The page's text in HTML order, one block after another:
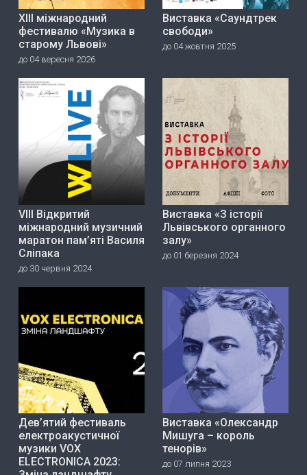
ХІІІ міжнародний
фестивалю «Музика в
старому Львові»
до 04 вересня 2026
Виставка «Саундтрек
свободи»
до 04 жовтня 2025
VIII Відкритий
міжнародний музичний
маратон пам’яті Василя
Сліпака
до 30 червня 2024
Виставка «З історії
Львівського органного
залу»
до 01 березня 2024
Дев’ятий фестиваль
електроакустичної
музики VOX
ELECTRONICA 2023:
Виставка «Олександр
Мишуга – король
тенорів»
до 07 липня 2023